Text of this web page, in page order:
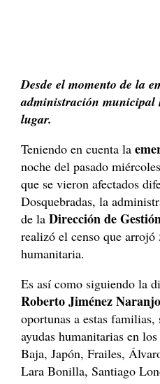
Desde el momento de la
administración municipal
lugar.
Teniendo en cuenta la
noche del pasado
que se vieron afectados
Dosquebradas, la
de laDirección de
realizó el censo que
humanitaria.
Es así como siguiendo la
Roberto Jiménez Naranjo
oportunas a estas
ayudas humanitarias en
Baja, Japón, Frailes,
Lara Bonilla, Santiago